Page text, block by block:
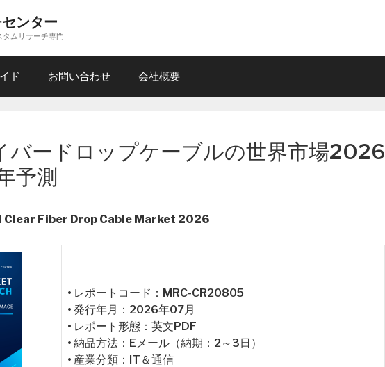
ンター
ムリサーチ専門
ド お問い合わせ 会社概要
バードロップケーブルの世界市場2026
予測
Clear Fiber Drop Cable Market 2026
• レポートコード：MRC-CR20805
• 発行年月：2026年07月
• レポート形態：英文PDF
• 納品方法：Eメール（納期：2～3日）
• 産業分類：IT＆通信